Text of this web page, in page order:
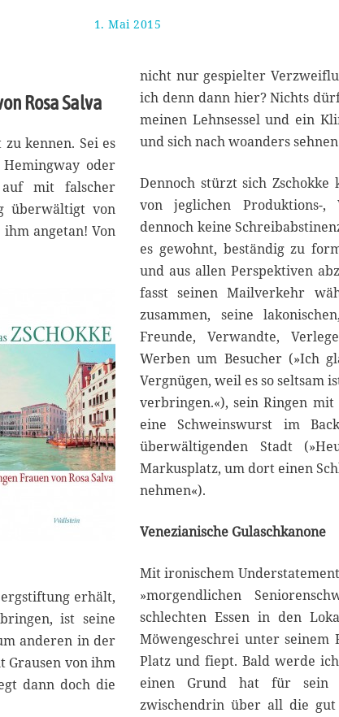
1. Mai 2015
J
u
n
i
2
5
Rosa Salva
kennen. Sei es
oder
auf mit falscher
überwältigt von
ihm angetan! Von
erhält,
ist seine
anderen in der
Grausen von ihm
dann doch die
nicht nur gespielter
ich denn dann hier? Nichts
meinen Lehnsessel und ein
und sich nach woanders
Dennoch stürzt sich
von jeglichen Produktions-,
dennoch keine
es gewohnt, beständig zu
und aus allen Perspektiven
fasst seinen Mailverkehr
zusammen, seine
Freunde, Verwandte,
Werben um Besucher (»Ich
Vergnügen, weil es so seltsam
verbringen.«), sein Ringen
eine Schweinswurst im
überwältigenden Stadt
Markusplatz, um dort einen
nehmen«).
Venezianische Gulaschkanone
Mit ironischem
»morgendlichen
schlechten Essen in den
Möwengeschrei unter
Platz und fiept. Bald werde
einen Grund hat für sein
zwischendrin über all die gut